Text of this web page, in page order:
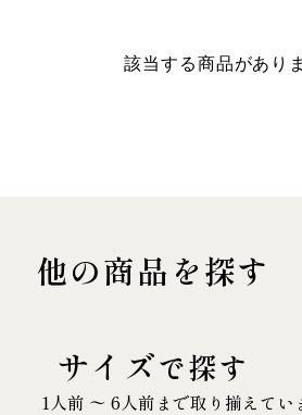
該当する商品があり
他の商品を探す
サイズで探す
1人前 〜 6人前まで取り揃えてい